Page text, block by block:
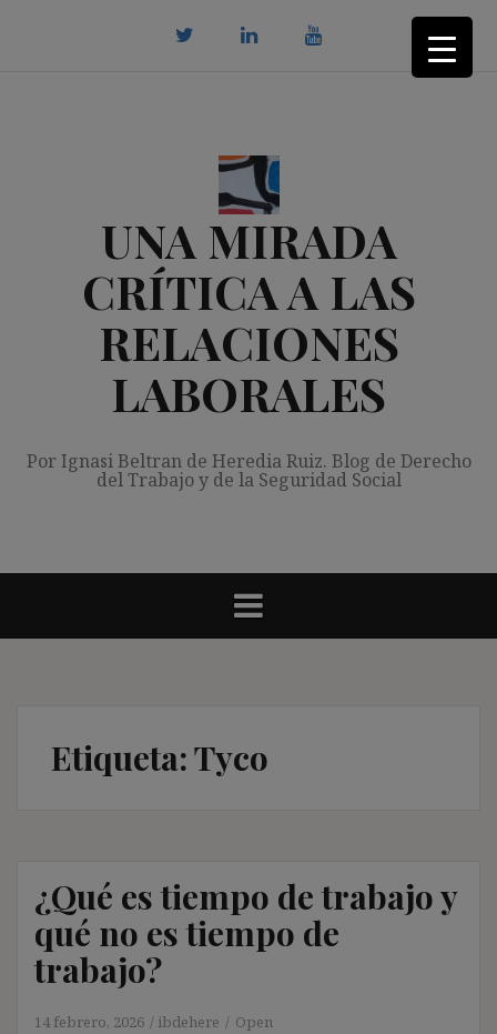
UNA MIRADA
CRÍTICA A LAS
RELACIONES
LABORALES
Por Ignasi Beltran de Heredia Ruiz. Blog de Derecho
del Trabajo y de la Seguridad Social
Etiqueta:Tyco
¿Qué es tiempo de trabajo y
qué no es tiempo de
trabajo?
14 febrero, 2026 ibdehere Open